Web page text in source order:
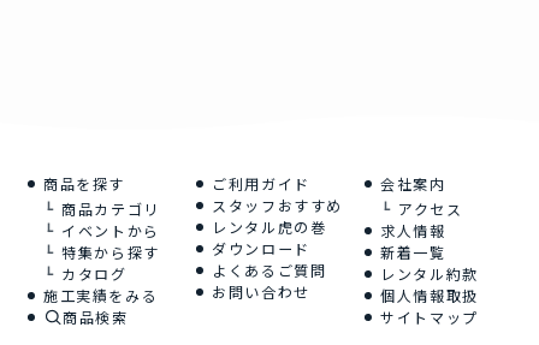
商品を探す
商品カテゴリ
イベントから
特集から探す
カタログ
施工実績をみる
商品検索
ご利用ガイド
スタッフおすすめ
レンタル虎の巻
ダウンロード
よくあるご質問
お問い合わせ
会社案内
アクセス
求人情報
新着一覧
レンタル約款
個人情報取扱
サイトマップ